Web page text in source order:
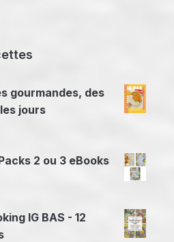
gourmandes, des
jours
2 ou 3 eBooks
IG BAS - 12